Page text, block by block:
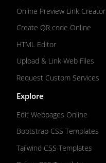
Online Preview Link Creator
Create QR code Online
HTML Editor
Upload & Link Web Files
Request Custom Services
Explore
Edit Webpages Online
Bootstrap CSS Templates
Tailwind CSS Templates